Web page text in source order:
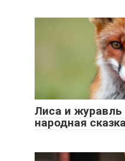
Лиса и журавль
народная